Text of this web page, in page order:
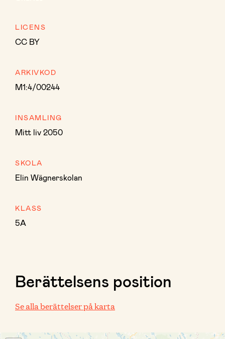
LICENS
CC BY
ARKIVKOD
M1:4/00244
INSAMLING
Mitt liv 2050
SKOLA
Elin Wägnerskolan
KLASS
5A
Berättelsens position
Se alla berättelser på karta